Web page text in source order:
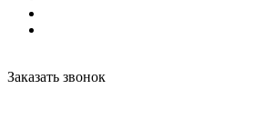
Заказать звонок